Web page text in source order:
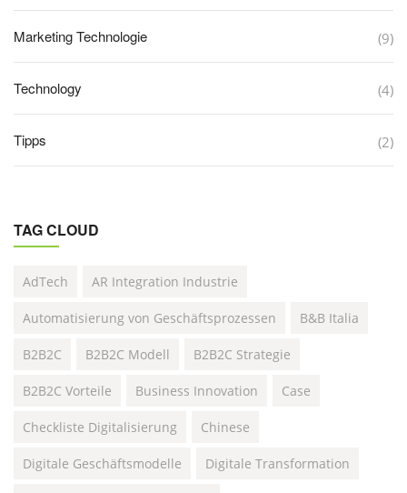
Marketing Technologie (9)
Technology (4)
Tipps (2)
TAG CLOUD
AdTech AR Integration Industrie
Automatisierung von Geschäftsprozessen B&B Italia
B2B2C B2B2C Modell B2B2C Strategie
B2B2C Vorteile Business Innovation Case
Checkliste Digitalisierung Chinese
Digitale Geschäftsmodelle Digitale Transformation